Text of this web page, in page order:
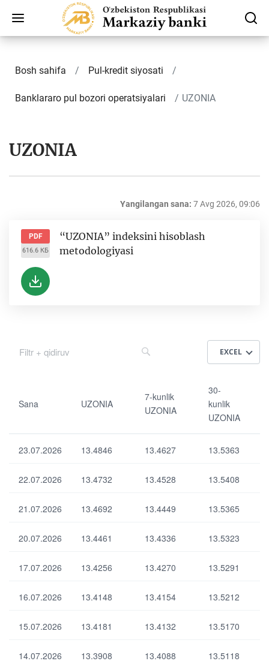
Bosh sahifa Pul-kredit siyosati
Banklararo pul bozori operatsiyalari UZONIA
UZONIA
Yangilangan sana: 7 Avg 2026, 09:06
PDF
616.6 КБ
“UZONIA” indeksini hisoblash
metodologiyasi
EXCEL
na
IA
7-
nlik
IA
ku
IA
90-
UZ
IA
0-
ku
ON
IA
ek
s
По умолчанию Выбрать все Отменить все
Sana UZONIA
7-kunlik
UZONIA
30-
kunlik
UZONIA
23.07.2026 13.4846 13.4627 13.5363
22.07.2026 13.4732 13.4528 13.5408
21.07.2026 13.4692 13.4449 13.5365
20.07.2026 13.4461 13.4336 13.5323
17.07.2026 13.4256 13.4270 13.5291
16.07.2026 13.4148 13.4154 13.5212
15.07.2026 13.4181 13.4132 13.5170
14.07.2026 13.3908 13.4088 13.5118